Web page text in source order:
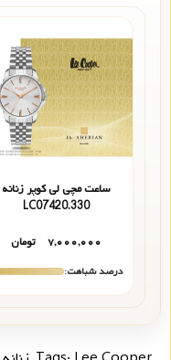
ساعت مچی لی کوپر زنانه
LC07420.330
۷,۰۰۰,۰۰۰
تومان
درصد شباهت: